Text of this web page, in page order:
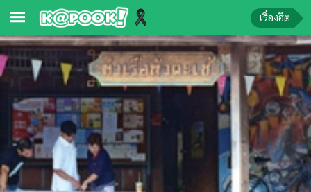
ข่าว-
ความ
รู้
ข่าว
ข่าว
บันเทิง
เรื่องฮิต